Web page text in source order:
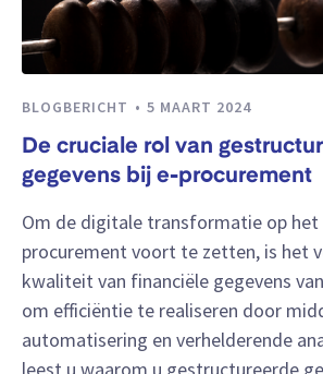
BLOGBERICHT 5 MAART 2024
De cruciale rol van
gegevens bij e-procurement
Om de digitale transformatie op het
procurement voort te zetten, is het
kwaliteit van financiële gegevens
om efficiëntie te realiseren door
automatisering en verhelderende
leest u waarom u gestructureerde